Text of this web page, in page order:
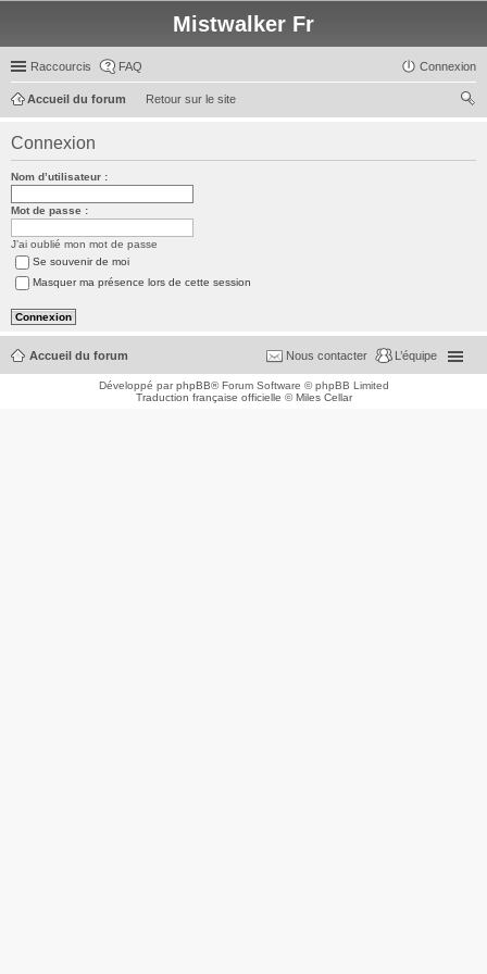
Mistwalker Fr
Raccourcis FAQ Connexion
Retour sur le site
Accueil du forum
Connexion
Nom d’utilisateur :
Mot de passe :
J’ai oublié mon mot de passe
Se souvenir de moi
Masquer ma présence lors de cette session
Accueil du forum L’équipe
Nous contacter
Développé parphpBB® Forum Software © phpBB Limited
Traduction française officielle ©Miles Cellar